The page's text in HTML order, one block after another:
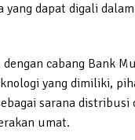
yang dapat digali
cabang Bank
yang dimiliki,
sarana distribusi
umat.